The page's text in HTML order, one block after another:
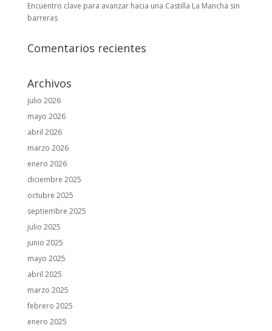
Encuentro clave para avanzar hacia una Castilla La Mancha sin
barreras
Comentarios recientes
Archivos
julio 2026
mayo 2026
abril 2026
marzo 2026
enero 2026
diciembre 2025
octubre 2025
septiembre 2025
julio 2025
junio 2025
mayo 2025
abril 2025
marzo 2025
febrero 2025
enero 2025